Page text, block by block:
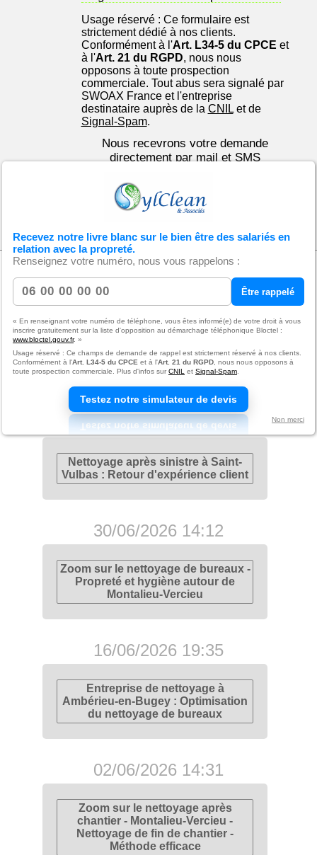
Recevez notre livre blanc sur le bien être des salariés en
relation avec la propreté.
Renseignez votre numéro, nous vous rappelons :
Être rappelé
« En renseignant votre numéro de téléphone, vous êtes informé(e) de votre droit à vous
inscrire gratuitement sur la liste d'opposition au démarchage téléphonique Bloctel :
www.bloctel.gouv.fr. »
Usage réservé : Ce champs de demande de rappel est strictement réservé à nos clients.
Conformément à l'Art. L34-5 du CPCE et à l'Art. 21 du RGPD , nous nous opposons à
toute prospection commerciale. Plus d'infos sur CNIL et Signal-Spam
Testez notre simulateur de devis
Non merci
Usage réservé : Ce formulaire est
strictement dédié à nos clients.
Conformément à l'Art. L34-5 du CPCE et
à l'Art. 21 du RGPD, nous nous
opposons à toute prospection
commerciale. Tout abus sera signalé par
SWOAX France et l'entreprise
destinataire auprès de la CNILet de
Signal-Spam.
Nous recevrons votre demande
directement par mail et SMS
Derniers articles
28/07/2026 10:34
5 erreurs courantes à éviter pour
un nettoyage après chantier dans
le secteur de Lagnieu
14/07/2026 13:56
Nettoyage après sinistre à Saint-
Vulbas : Retour d'expérience client
30/06/2026 14:12
Zoom sur le nettoyage de bureaux -
Propreté et hygiène autour de
Montalieu-Vercieu
16/06/2026 19:35
Entreprise de nettoyage à
Ambérieu-en-Bugey : Optimisation
du nettoyage de bureaux
02/06/2026 14:31
Zoom sur le nettoyage après
chantier - Montalieu-Vercieu -
Nettoyage de fin de chantier -
Méthode efficace